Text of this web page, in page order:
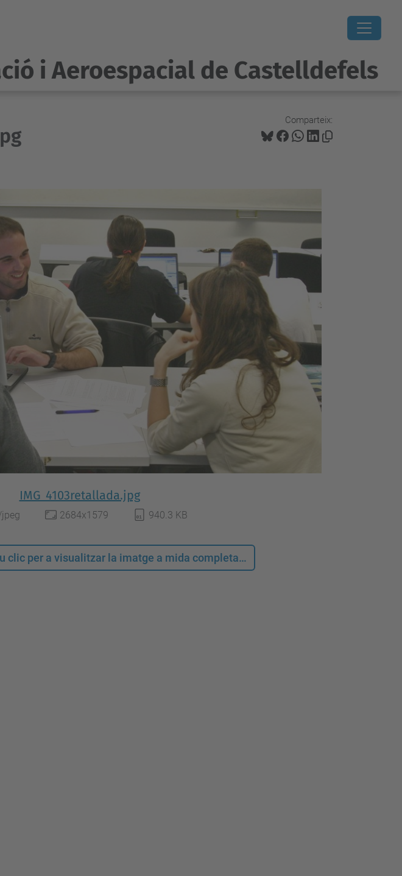
i Aeroespacial de Castelldefels
Comparteix:
IMG_4103retallada.jpg
2684x1579 940.3 KB
clic per a visualitzar la imatge a mida completa…